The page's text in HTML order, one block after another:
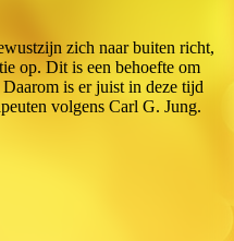
zich naar buiten richt,
op. Dit is een behoefte om
is er juist in deze tijd
volgens Carl G. Jung.